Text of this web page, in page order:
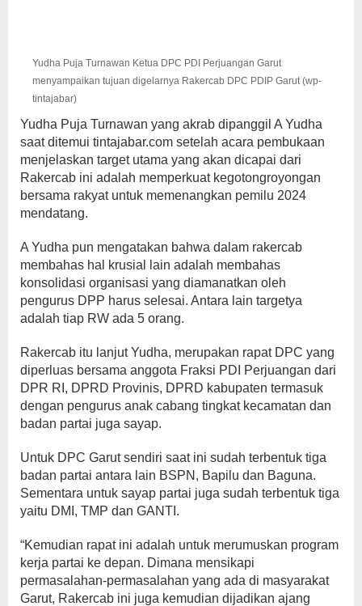
Yudha Puja Turnawan Ketua DPC PDI Perjuangan Garut
menyampaikan tujuan digelarnya Rakercab DPC PDIP Garut (wp-
tintajabar)
Yudha Puja Turnawan yang akrab dipanggil A Yudha
saat ditemui tintajabar.com setelah acara pembukaan
menjelaskan target utama yang akan dicapai dari
Rakercab ini adalah memperkuat kegotongroyongan
bersama rakyat untuk memenangkan pemilu 2024
mendatang.
A Yudha pun mengatakan bahwa dalam rakercab
membahas hal krusial lain adalah membahas
konsolidasi organisasi yang diamanatkan oleh
pengurus DPP harus selesai. Antara lain targetya
adalah tiap RW ada 5 orang.
Rakercab itu lanjut Yudha, merupakan rapat DPC yang
diperluas bersama anggota Fraksi PDI Perjuangan dari
DPR RI, DPRD Provinis, DPRD kabupaten termasuk
dengan pengurus anak cabang tingkat kecamatan dan
badan partai juga sayap.
Untuk DPC Garut sendiri saat ini sudah terbentuk tiga
badan partai antara lain BSPN, Bapilu dan Baguna.
Sementara untuk sayap partai juga sudah terbentuk tiga
yaitu DMI, TMP dan GANTI.
“Kemudian rapat ini adalah untuk merumuskan program
kerja partai ke depan. Dimana mensikapi
permasalahan-permasalahan yang ada di masyarakat
Garut, Rakercab ini juga kemudian dijadikan ajang